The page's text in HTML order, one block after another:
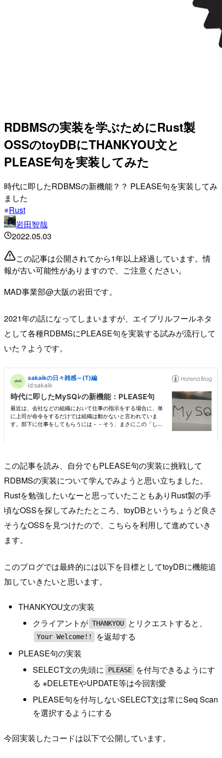
RDBMSの実装を学ぶためにRust製
OSSのtoyDBにTHANKYOU文と
PLEASE句を実装してみた
時代に即したRDBMSの新機能？？ PLEASE句を実装してみ
ました
Rust
岩田智哉
2022.05.03
この記事は公開されてから1年以上経過しています。情
報が古い可能性がありますので、ご注意ください。
MAD事業部@大阪の岩田です。
2021年の話になってしまいますが、エイプリルフールネタ
として各種RDBMSにPLEASE句を実装する試みが流行して
いた？ようです。
この記事を読み、自分でもPLEASE句の実装に挑戦して
RDBMSの実装について学んでみようと思い立ちました。
Rustを勉強したいなーと思っていたこともありRust製の手
頃なOSSを探してみたたところ、toyDBというちょうど良さ
そうなOSSを見つけたので、こちらを利用して進めていき
ます。
このブログでは最終的には以下を目標としてtoyDBに機能追
加していきたいと思います。
THANKYOU文の実装
クライアントが THANKYOU とリクエストすると、
Your Welcome!!
を返却する
PLEASE句の実装
SELECT文の先頭に
PLEASE
を付与できるようにす
る ※DELETEやUPDATE等は今回割愛
PLEASE句を付与しないSELECT文は常にSeq Scan
を選択するようにする
今回実装したコードは以下で公開しています。